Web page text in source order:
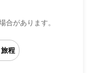
合があります。
旅程